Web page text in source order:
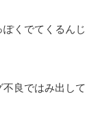
くでてくるんじ
良ではみ出して